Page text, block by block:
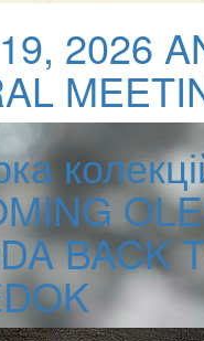
2026
BACK